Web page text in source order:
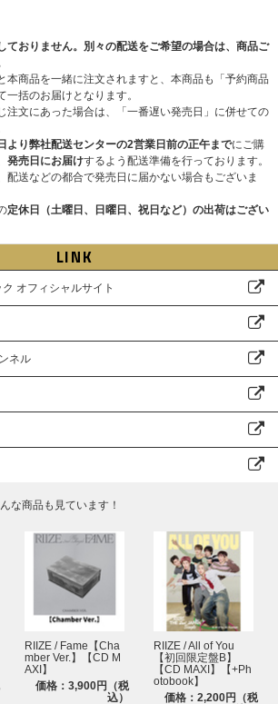
9日(金) 20:00頃
の時間帯によっては、繋がりにくい場合がございま
募ください。
応募いただけません。あらかじめご了承ください。
取れない等の理由を含め、いかなる場合も上記応募
だけません。あらかじめご了承ください。
ケジュールを必ずご自身でご確認の上、ご購入・ご応
募期間はHPよりご確認ください。
ておりません。別々の配送をご希望の場合は、商品ご
本商品を一緒に注文されますと、本商品も「予約商品
一括のお届けとなります。
注文にあった場合は、「一番遅い発売日」に併せての
より弊社配送センターの2営業日前の正午までにご購
発売日にお届けするよう配送準備を行っております。
送などの都合で発売日に届かない場合もございま
定休日（土曜日、日曜日、祝日など）の出荷はござい
LINK
オフィシャルサイト
ネル
な商品も見ています！
RIIZE / Fame【Cha
mber Ver.】【CD M
AXI】
価格：3,900円（税
込）
RIIZE / All of You
【初回限定盤B】
【CD MAXI】【+Ph
otobook】
価格：2,200円（税